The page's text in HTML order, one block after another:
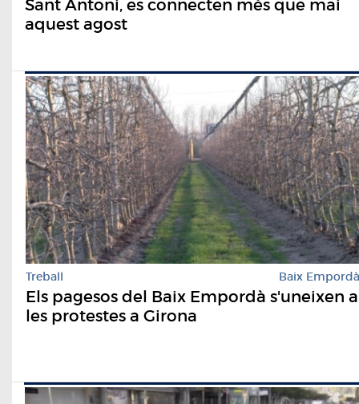
Sant Antoni, es connecten més que mai
aquest agost
Treball Baix Empordà
Els pagesos del Baix Empordà s'uneixen a
les protestes a Girona